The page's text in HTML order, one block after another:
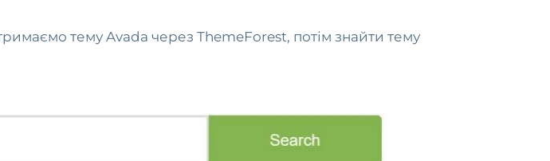
тему Avada через ThemeForest, потім знайти тему